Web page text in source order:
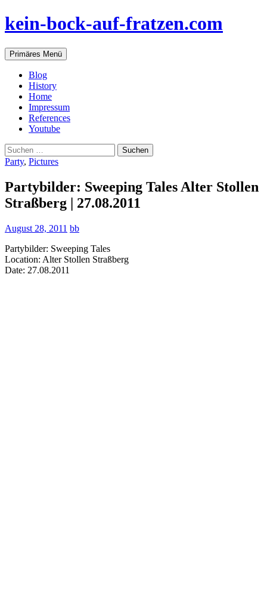
Zum
Inhalt
kein-bock-auf-fratzen.com
Suchen
Primäres Menü
Blog
History
Home
Impressum
References
Youtube
Suchen
nach:
Party, Pictures
Partybilder: Sweeping Tales Alter Stollen
Straßberg | 27.08.2011
August 28, 2011 bb
Partybilder: Sweeping Tales
Location: Alter Stollen Straßberg
Date: 27.08.2011